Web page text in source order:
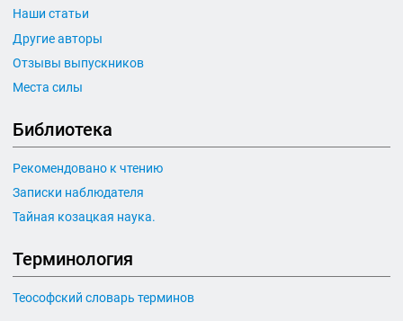
Наши статьи
Другие авторы
Отзывы выпускников
Места силы
Библиотека
Рекомендовано к чтению
Записки наблюдателя
Тайная козацкая наука.
Терминология
Теософский словарь терминов